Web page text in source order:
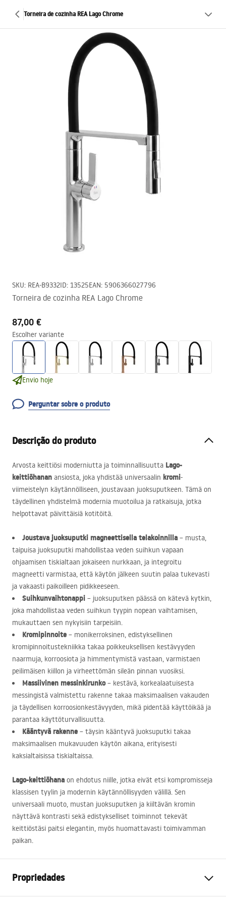
Torneira de cozinha REA Lago Chrome
SKU: REA-B9332ID: 13525EAN: 5906366027796
Torneira de cozinha REA Lago Chrome
87,00 €
Escolher variante
Envio hoje
Perguntar sobre o produto
Descrição do produto
Arvosta keittiösi moderniutta ja toiminnallisuutta Lago-
keittiöhanan ansiosta, joka yhdistää universaalin kromi-
viimeistelyn käytännölliseen, joustavaan juoksuputkeen. Tämä on
täydellinen yhdistelmä modernia muotoilua ja ratkaisuja, jotka
helpottavat päivittäisiä kotitöitä.
Joustava juoksuputki magneettisella telakoinnilla – musta,
taipuisa juoksuputki mahdollistaa veden suihkun vapaan
ohjaamisen tiskialtaan jokaiseen nurkkaan, ja integroitu
magneetti varmistaa, että käytön jälkeen suutin palaa tukevasti
ja vakaasti paikoilleen pidikkeeseen.
Suihkunvaihtonappi – juoksuputken päässä on kätevä kytkin,
joka mahdollistaa veden suihkun tyypin nopean vaihtamisen,
mukauttaen sen nykyisiin tarpeisiin.
Kromipinnoite – monikerroksinen, edistyksellinen
kromipinnoitustekniikka takaa poikkeuksellisen kestävyyden
naarmuja, korroosiota ja himmentymistä vastaan, varmistaen
peilimäisen kiillon ja virheettömän sileän pinnan vuosiksi.
Massiivinen messinkirunko– kestävä, korkealaatuisesta
messingistä valmistettu rakenne takaa maksimaalisen vakauden
ja täydellisen korroosionkestävyyden, mikä pidentää käyttöikää ja
parantaa käyttöturvallisuutta.
Kääntyvä rakenne – täysin kääntyvä juoksuputki takaa
maksimaalisen mukavuuden käytön aikana, erityisesti
kaksialtaisissa tiskialtaissa.
Lago-keittiöhana on ehdotus niille, jotka eivät etsi kompromisseja
klassisen tyylin ja modernin käytännöllisyyden välillä. Sen
universaali muoto, mustan juoksuputken ja kiiltävän kromin
näyttävä kontrasti sekä edistykselliset toiminnot tekevät
keittiöstäsi paitsi elegantin, myös huomattavasti toimivamman
paikan.
Propriedades